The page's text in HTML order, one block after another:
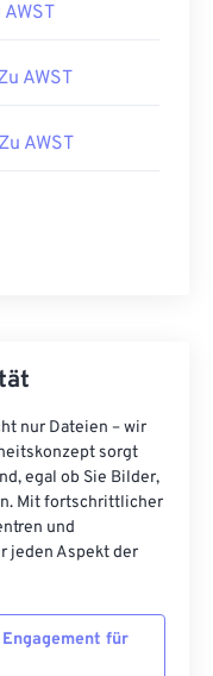
AWST
AWST
AWST
nur Dateien – wir
sorgt
egal ob Sie Bilder,
Mit fortschrittlicher
und
jeden Aspekt der
für